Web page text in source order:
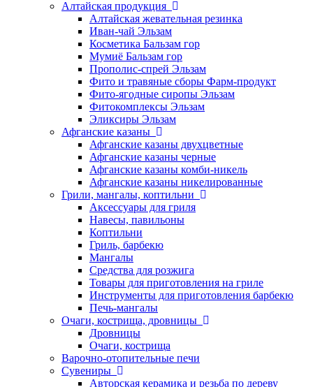
Алтайская продукция
Алтайская жевательная резинка
Иван-чай Эльзам
Косметика Бальзам гор
Мумиё Бальзам гор
Прополис-спрей Эльзам
Фито и травяные сборы Фарм-продукт
Фито-ягодные сиропы Эльзам
Фитокомплексы Эльзам
Эликсиры Эльзам
Афганские казаны
Афганские казаны двухцветные
Афганские казаны черные
Афганские казаны комби-никель
Афганские казаны никелированные
Грили, мангалы, коптильни
Аксессуары для гриля
Навесы, павильоны
Коптильни
Гриль, барбекю
Мангалы
Средства для розжига
Товары для приготовления на гриле
Инструменты для приготовления барбекю
Печь-мангалы
Очаги, кострища, дровницы
Дровницы
Очаги, кострища
Варочно-отопительные печи
Сувениры
Авторская керамика и резьба по дереву